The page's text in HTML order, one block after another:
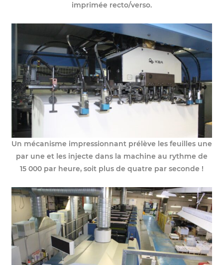
imprimée recto/verso.
Un mécanisme impressionnant prélève les feuilles une
par une et les injecte dans la machine au rythme de
15 000 par heure, soit plus de quatre par seconde !